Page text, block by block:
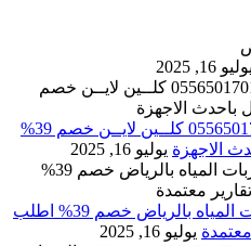
يوليو 16, 2025
شركة تنظيف بالرياض 0556501701 كلــين لايــن خصم 39%
الاجهزة يوليو 16, 2025
افضل شركة كشف تسربات المياه بالرياض خصم 39% اطلب
يوليو 16, 2025